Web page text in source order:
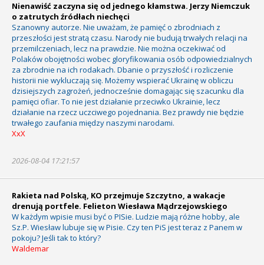
Nienawiść zaczyna się od jednego kłamstwa. Jerzy Niemczuk
o zatrutych źródłach niechęci
Szanowny autorze. Nie uważam, że pamięć o zbrodniach z
przeszłości jest stratą czasu. Narody nie budują trwałych relacji na
przemilczeniach, lecz na prawdzie. Nie można oczekiwać od
Polaków obojętności wobec gloryfikowania osób odpowiedzialnych
za zbrodnie na ich rodakach. Dbanie o przyszłość i rozliczenie
historii nie wykluczają się. Możemy wspierać Ukrainę w obliczu
dzisiejszych zagrożeń, jednocześnie domagając się szacunku dla
pamięci ofiar. To nie jest działanie przeciwko Ukrainie, lecz
działanie na rzecz uczciwego pojednania. Bez prawdy nie będzie
trwałego zaufania między naszymi narodami.
XxX
2026-08-04 17:21:57
Rakieta nad Polską, KO przejmuje Szczytno, a wakacje
drenują portfele. Felieton Wiesława Mądrzejowskiego
W każdym wpisie musi być o PISie. Ludzie mają różne hobby, ale
Sz.P. Wiesław lubuje się w Pisie. Czy ten PiS jest teraz z Panem w
pokoju? Jeśli tak to który?
Waldemar